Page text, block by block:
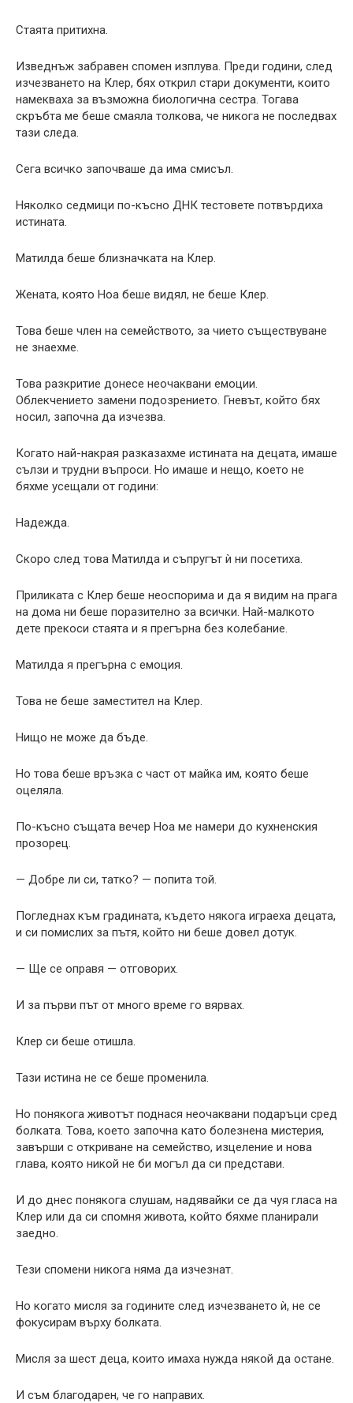
Стаята притихна.
Изведнъж забравен спомен изплува. Преди години, след
изчезването на Клер, бях открил стари документи, които
намекваха за възможна биологична сестра. Тогава
скръбта ме беше смаяла толкова, че никога не последвах
тази следа.
Сега всичко започваше да има смисъл.
Няколко седмици по-късно ДНК тестовете потвърдиха
истината.
Матилда беше близначката на Клер.
Жената, която Ноа беше видял, не беше Клер.
Това беше член на семейството, за чието съществуване
не знаехме.
Това разкритие донесе неочаквани емоции.
Облекчението замени подозрението. Гневът, който бях
носил, започна да изчезва.
Когато най-накрая разказахме истината на децата, имаше
сълзи и трудни въпроси. Но имаше и нещо, което не
бяхме усещали от години:
Надежда.
Скоро след това Матилда и съпругът ѝ ни посетиха.
Приликата с Клер беше неоспорима и да я видим на прага
на дома ни беше поразително за всички. Най-малкото
дете прекоси стаята и я прегърна без колебание.
Матилда я прегърна с емоция.
Това не беше заместител на Клер.
Нищо не може да бъде.
Но това беше връзка с част от майка им, която беше
оцеляла.
По-късно същата вечер Ноа ме намери до кухненския
прозорец.
— Добре ли си, татко? — попита той.
Погледнах към градината, където някога играеха децата,
и си помислих за пътя, който ни беше довел дотук.
— Ще се оправя — отговорих.
И за първи път от много време го вярвах.
Клер си беше отишла.
Тази истина не се беше променила.
Но понякога животът поднася неочаквани подаръци сред
болката. Това, което започна като болезнена мистерия,
завърши с откриване на семейство, изцеление и нова
глава, която никой не би могъл да си представи.
И до днес понякога слушам, надявайки се да чуя гласа на
Клер или да си спомня живота, който бяхме планирали
заедно.
Тези спомени никога няма да изчезнат.
Но когато мисля за годините след изчезването ѝ, не се
фокусирам върху болката.
Мисля за шест деца, които имаха нужда някой да остане.
И съм благодарен, че го направих.